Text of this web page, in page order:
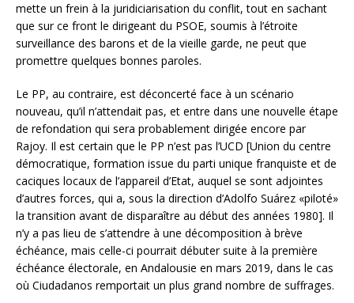
mette un frein à la juridiciarisation du conflit, tout en sachant
que sur ce front le dirigeant du PSOE, soumis à l’étroite
surveillance des barons et de la vieille garde, ne peut que
promettre quelques bonnes paroles.
Le PP, au contraire, est déconcerté face à un scénario
nouveau, qu’il n’attendait pas, et entre dans une nouvelle étape
de refondation qui sera probablement dirigée encore par
Rajoy. Il est certain que le PP n’est pas l’UCD [Union du centre
démocratique, formation issue du parti unique franquiste et de
caciques locaux de l’appareil d’Etat, auquel se sont adjointes
d’autres forces, qui a, sous la direction d’Adolfo Suárez «piloté»
la transition avant de disparaître au début des années 1980]. Il
n’y a pas lieu de s’attendre à une décomposition à brève
échéance, mais celle-ci pourrait débuter suite à la première
échéance électorale, en Andalousie en mars 2019, dans le cas
où Ciudadanos remportait un plus grand nombre de suffrages.